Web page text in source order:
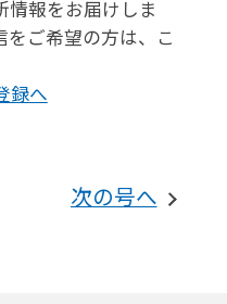
情報をお届けしま
をご希望の方は、こ
録へ
次の号へ